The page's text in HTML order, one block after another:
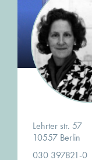
Lehrter str. 57
10557 Berlin
030 397821-0